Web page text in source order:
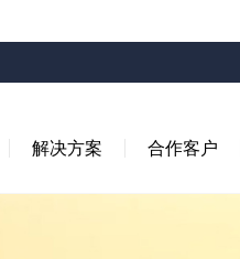
解决方案 合作客户